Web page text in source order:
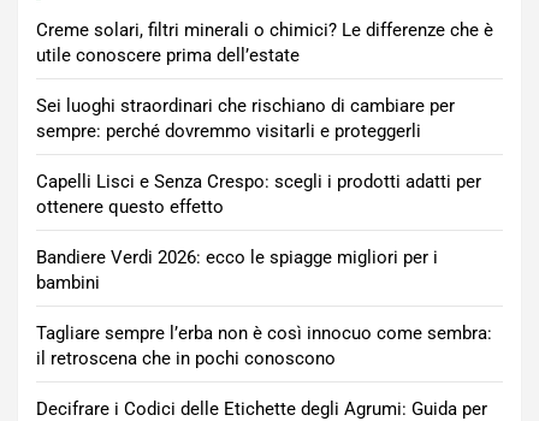
Creme solari, filtri minerali o chimici? Le differenze che è
utile conoscere prima dell’estate
Sei luoghi straordinari che rischiano di cambiare per
sempre: perché dovremmo visitarli e proteggerli
Capelli Lisci e Senza Crespo: scegli i prodotti adatti per
ottenere questo effetto
Bandiere Verdi 2026: ecco le spiagge migliori per i
bambini
Tagliare sempre l’erba non è così innocuo come sembra:
il retroscena che in pochi conoscono
Decifrare i Codici delle Etichette degli Agrumi: Guida per